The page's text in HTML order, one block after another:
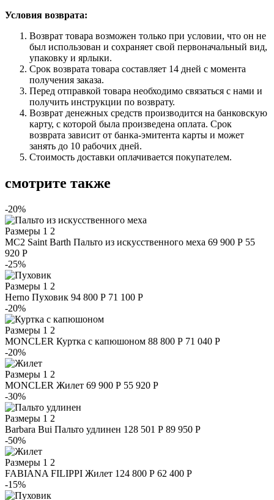
Условия возврата:
Возврат товара возможен только при условии, что он не
был использован и сохраняет свой первоначальный вид,
упаковку и ярлыки.
Срок возврата товара составляет 14 дней с момента
получения заказа.
Перед отправкой товара необходимо связаться с нами и
получить инструкции по возврату.
Возврат денежных средств производится на банковскую
карту, с которой была произведена оплата. Срок
возврата зависит от банка-эмитента карты и может
занять до 10 рабочих дней.
Стоимость доставки оплачивается покупателем.
смотрите также
-20%
Размеры 1 2
MC2 Saint Barth Пальто из искусственного меха 69 900 Р 55
920 Р
-25%
Размеры 1 2
Herno Пуховик 94 800 Р 71 100 Р
-20%
Размеры 1 2
MONCLER Куртка с капюшоном 88 800 Р 71 040 Р
-20%
Размеры 1 2
MONCLER Жилет 69 900 Р 55 920 Р
-30%
Размеры 1 2
Barbara Bui Пальто удлинен 128 501 Р 89 950 Р
-50%
Размеры 1 2
FABIANA FILIPPI Жилет 124 800 Р 62 400 Р
-15%